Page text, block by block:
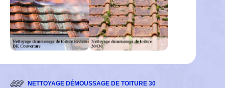
NETTOYAGE DÉMOUSSAGE DE TOITURE 30